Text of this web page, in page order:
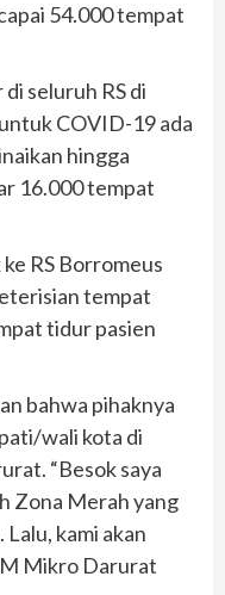
54.000 tempat
seluruh RS di
COVID-19 ada
hingga
16.000 tempat
RS Borromeus
tempat
tidur pasien
bahwa pihaknya
wali kota di
“Besok saya
Zona Merah yang
kami akan
Mikro Darurat